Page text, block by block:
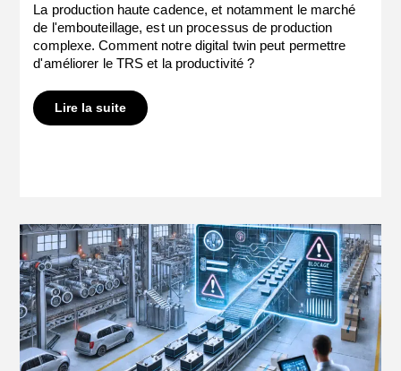
La production haute cadence, et notamment le marché
de l'embouteillage, est un processus de production
complexe. Comment notre digital twin peut permettre
d'améliorer le TRS et la productivité ?
Lire la suite